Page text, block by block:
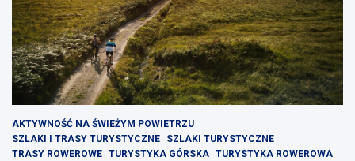
AKTYWNOŚĆ NA ŚWIEŻYM POWIETRZU
SZLAKI I TRASY TURYSTYCZNE
SZLAKI TURYSTYCZNE
TRASY ROWEROWE TURYSTYKA GÓRSKA TURYSTYKA ROWEROWA